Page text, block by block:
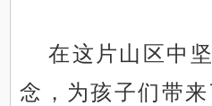
在这片山区中
念，为孩子们带来